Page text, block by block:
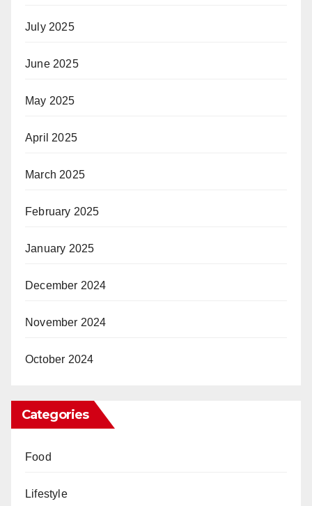
July 2025
June 2025
May 2025
April 2025
March 2025
February 2025
January 2025
December 2024
November 2024
October 2024
Categories
Food
Lifestyle